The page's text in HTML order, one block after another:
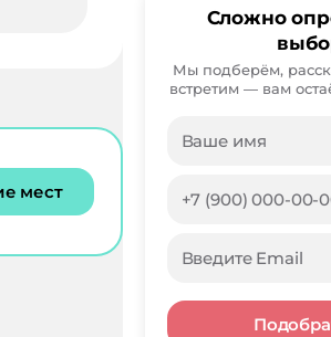
мест
Сложно
Мы подберём,
встретим — вам